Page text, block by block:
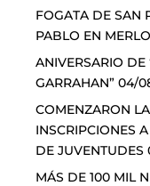
FOGATA DE SAN
PABLO EN MERLO
ANIVERSARIO DE
GARRAHAN” 04/
COMENZARON
INSCRIPCIONES
DE JUVENTUDES
MÁS DE 100 MIL